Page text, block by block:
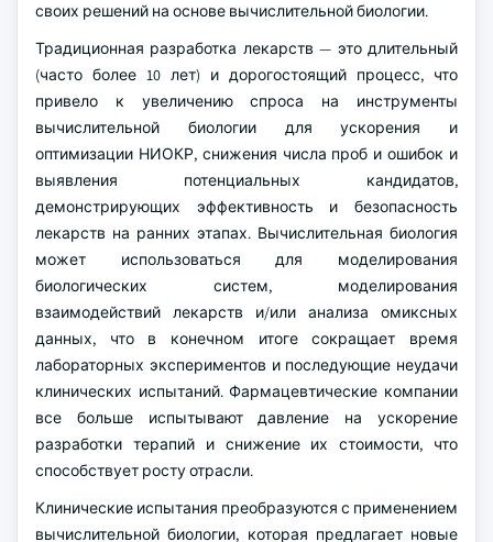
своих решений на основе вычислительной биологии.
Традиционная разработка лекарств — это длительный
(часто более 10 лет) и дорогостоящий процесс, что
привело к увеличению спроса на инструменты
вычислительной биологии для ускорения и
оптимизации НИОКР, снижения числа проб и ошибок и
выявления потенциальных кандидатов,
демонстрирующих эффективность и безопасность
лекарств на ранних этапах. Вычислительная биология
может использоваться для моделирования
биологических систем, моделирования
взаимодействий лекарств и/или анализа омиксных
данных, что в конечном итоге сокращает время
лабораторных экспериментов и последующие неудачи
клинических испытаний. Фармацевтические компании
все больше испытывают давление на ускорение
разработки терапий и снижение их стоимости, что
способствует росту отрасли.
Клинические испытания преобразуются с применением
вычислительной биологии, которая предлагает новые